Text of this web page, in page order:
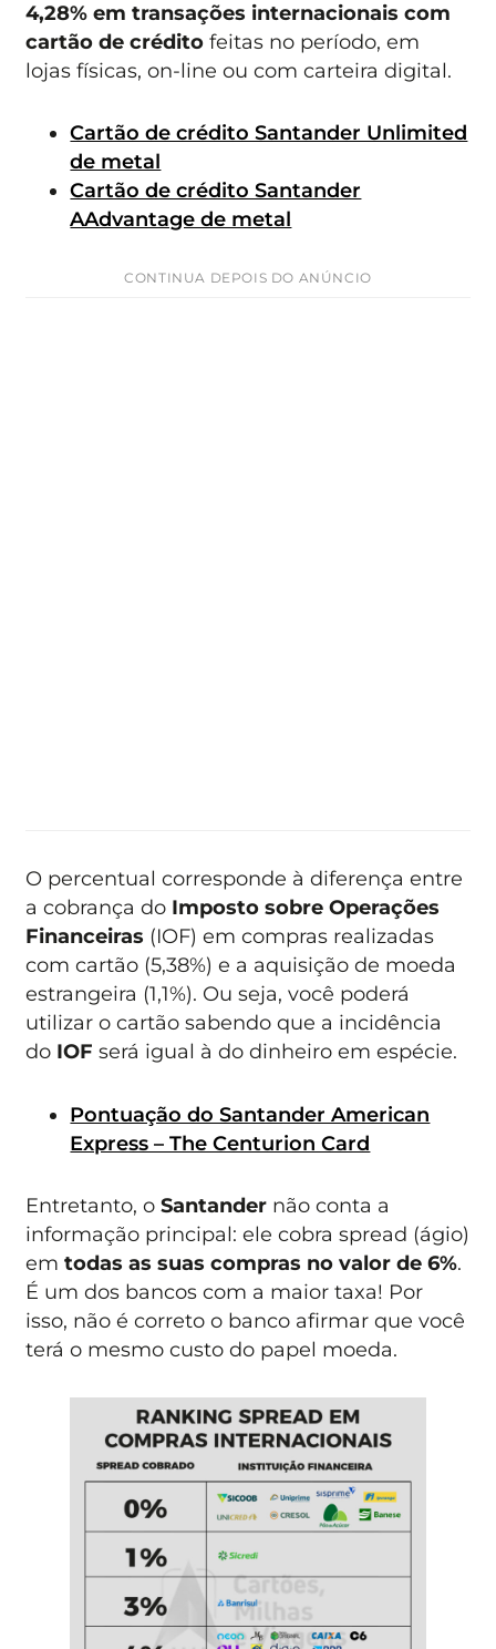
4,28% em transações internacionais com
cartão de crédito feitas no período, em
lojas físicas, on-line ou com carteira digital.
Cartão de crédito Santander Unlimited
de metal
Cartão de crédito Santander
AAdvantage de metal
CONTINUA DEPOIS DO ANÚNCIO
O percentual corresponde à diferença entre
a cobrança do Imposto sobre Operações
Financeiras (IOF) em compras realizadas
com cartão (5,38%) e a aquisição de moeda
estrangeira (1,1%). Ou seja, você poderá
utilizar o cartão sabendo que a incidência
do IOFserá igual à do dinheiro em espécie.
Pontuação do Santander American
Express – The Centurion Card
Entretanto, oSantander não conta a
informação principal: ele cobra spread (ágio)
emtodas as suas compras no valor de 6%.
É um dos bancos com a maior taxa! Por
isso, não é correto o banco afirmar que você
terá o mesmo custo do papel moeda.